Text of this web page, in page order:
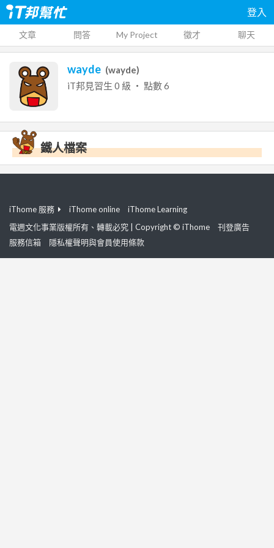
登入
文章 問答 My Project 徵才 聊天
wayde (wayde)
iT邦見習生 0 級 ‧ 點數6
鐵人檔案
iThome 服務 iThome online
iThome Learning
電週文化事業版權所有、轉載必究 | Copyright © iThome
刊登廣告
服務信箱
隱私權聲明與會員使用條款